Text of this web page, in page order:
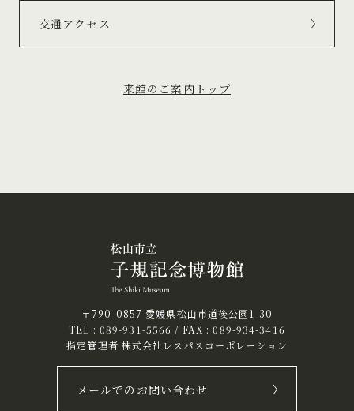
交通アクセス
来館のご案内トップ
〒790-0857 愛媛県松山市道後公園1-30
TEL : 089-931-5566 / FAX : 089-934-3416
指定管理者 株式会社レスパスコーポレーション
メールでのお問い合わせ